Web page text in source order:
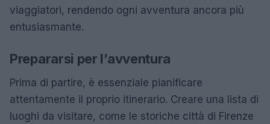
viaggiatori, rendendo ogni avventura ancora più
entusiasmante.
Prepararsi per l’avventura
Prima di partire, è essenziale pianificare
attentamente il proprio itinerario. Creare una lista di
luoghi da visitare, come le storiche città di Firenze